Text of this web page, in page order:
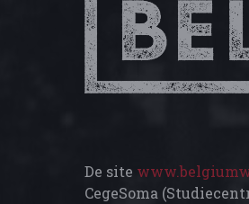
De site
CegeSoma